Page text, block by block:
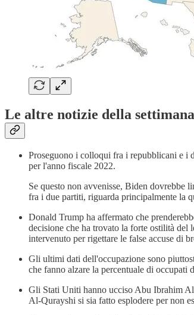
Le altre notizie della settimana
Proseguono i colloqui fra i repubblicani e i
per l'anno fiscale 2022.
Se questo non avvenisse, Biden dovrebbe
fra i due partiti, riguarda principalmente la
Donald Trump ha affermato che
decisione che ha trovato la forte ostilità
intervenuto per rigettare le false accuse di
Gli ultimi dati dell'occupazione sono
che fanno alzare la percentuale di occupati
Gli Stati Uniti hanno ucciso Abu Ibrahim
Al-Qurayshi si sia fatto esplodere per non